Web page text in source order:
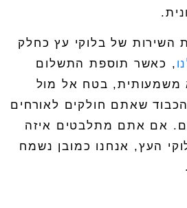
השירות של בלוקי עץ כחלק
, כאשר תוספת התשלום
משמעותית, בטח אל מול
שאתם חולקים לאורחים
אם אתם מתלבטים איזה
העץ, אנחנו כמובן נשמח